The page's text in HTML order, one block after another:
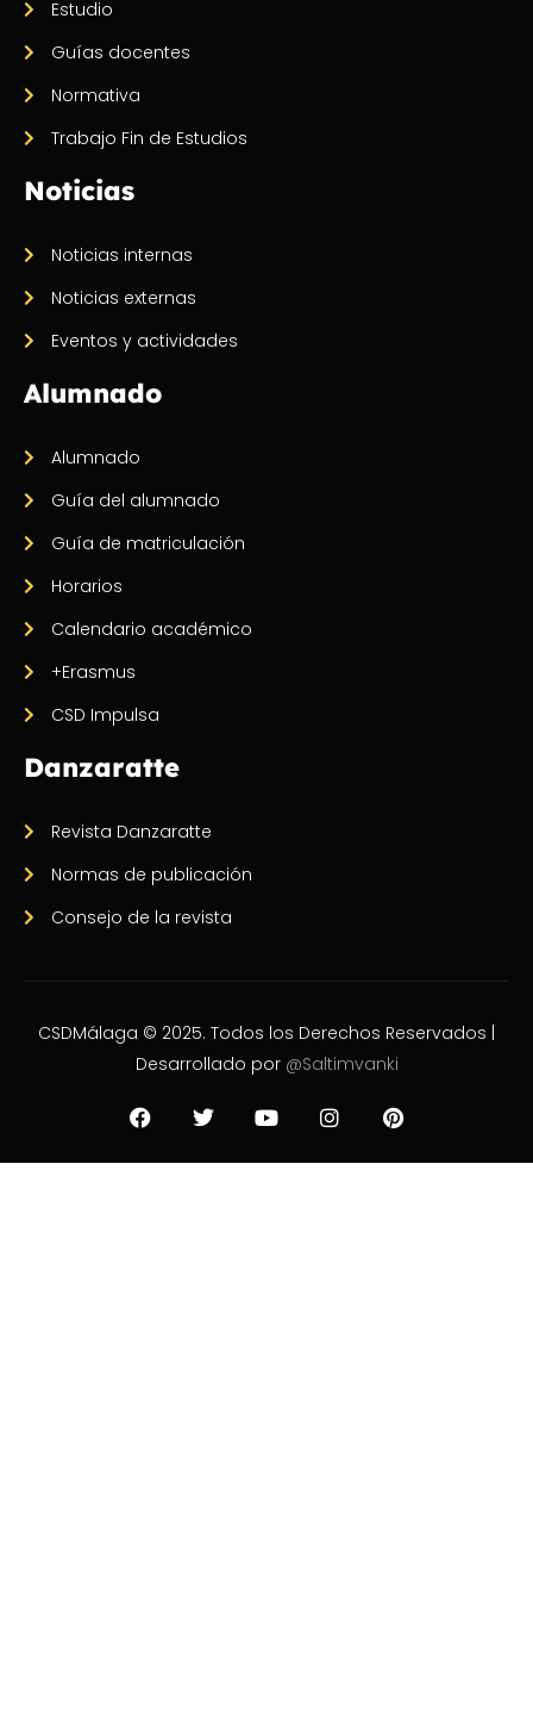
Estudio
Guías docentes
Normativa
Trabajo Fin de Estudios
Noticias
Noticias internas
Noticias externas
Eventos y actividades
Alumnado
Alumnado
Guía del alumnado
Guía de matriculación
Horarios
Calendario académico
+Erasmus
CSD Impulsa
Danzaratte
Revista Danzaratte
Normas de publicación
Consejo de la revista
CSDMálaga © 2025. Todos los Derechos Reservados |
Desarrollado por @Saltimvanki